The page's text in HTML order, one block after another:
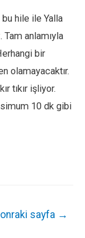
hile ile Yalla
anlamıyla
bir
olamayacaktır.
tıkır işliyor.
10 dk gibi
sayfa →